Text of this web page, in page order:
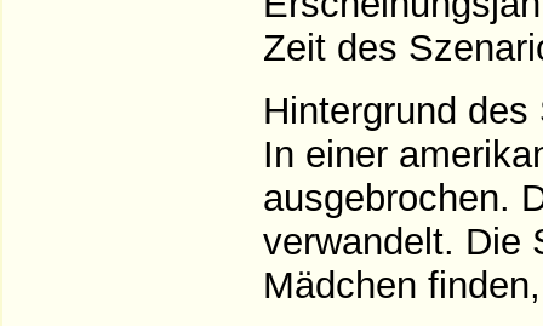
Zeit des
Hintergrund des
In einer
ausgebrochen.
verwandelt. Die
Mädchen